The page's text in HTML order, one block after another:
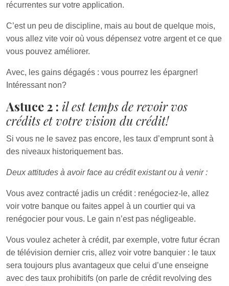
récurrentes sur votre application.
C’est un peu de discipline, mais au bout de quelque mois,
vous allez vite voir où vous dépensez votre argent et ce que
vous pouvez améliorer.
Avec, les gains dégagés : vous pourrez les épargner!
Intéressant non?
Astuce 2 : il est temps de revoir vos
crédits et votre vision du crédit!
Si vous ne le savez pas encore, les taux d’emprunt sont à
des niveaux historiquement bas.
Deux attitudes à avoir face au crédit existant ou à venir :
Vous avez contracté jadis un crédit : renégociez-le, allez
voir votre banque ou faites appel à un courtier qui va
renégocier pour vous. Le gain n’est pas négligeable.
Vous voulez acheter à crédit, par exemple, votre futur écran
de télévision dernier cris, allez voir votre banquier : le taux
sera toujours plus avantageux que celui d’une enseigne
avec des taux prohibitifs (on parle de crédit revolving des